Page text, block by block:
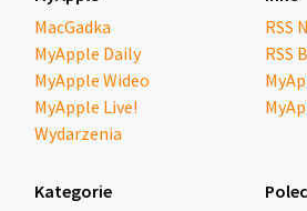
MacGadka
MyApple Daily
MyApple Wideo
MyApple Live!
Wydarzenia
RSS
RSS
Kategorie